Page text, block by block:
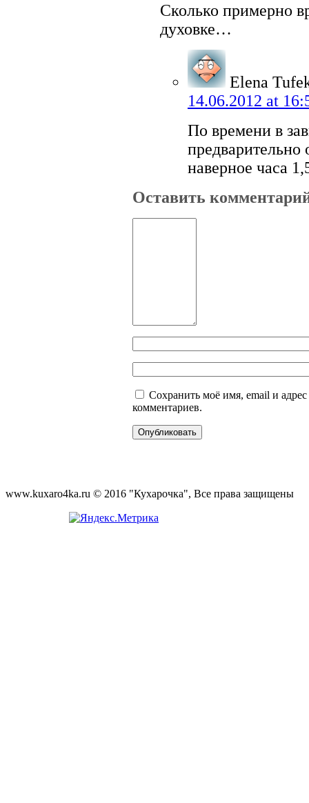
Сколько примерно
духовке…
Elena
14.06.2012 at
По времени в
предварительно
наверное часа
Оставить
Сохранить моё имя, email и
комментариев.
www.kuxaro4ka.ru © 2016 "Кухарочка", Все права защищены